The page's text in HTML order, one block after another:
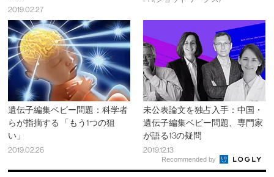
2019.02.27
遺伝子編集ベビー問題：科学者
らが指摘する 「もう1つの狙
い」
2019.02.26
未公表論文を独占入手：中国・
遺伝子編集ベビー問題、専門家
が語る13の疑問
2019.12.13
Recommended by